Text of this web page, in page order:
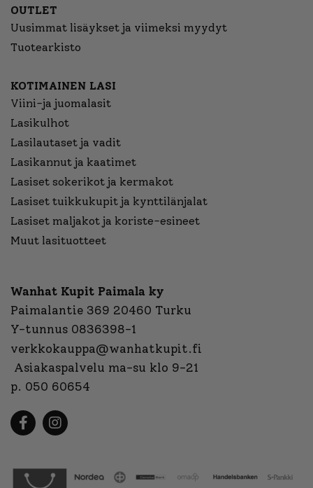
OUTLET
Uusimmat lisäykset ja viimeksi myydyt
Tuotearkisto
KOTIMAINEN LASI
Viini-ja juomalasit
Lasikulhot
Lasilautaset ja vadit
Lasikannut ja kaatimet
Lasiset sokerikot ja kermakot
Lasiset tuikkukupit ja kynttilänjalat
Lasiset maljakot ja koriste-esineet
Muut lasituotteet
Wanhat Kupit Paimala ky
Paimalantie 369 20460 Turku
Y-tunnus 0836398-1
verkkokauppa@wanhatkupit.fi
Asiakaspalvelu ma-su klo 9-21
p. 050 60654